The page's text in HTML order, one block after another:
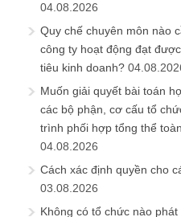
04.08.2026
Quy chế chuyên môn nào
công ty hoạt động đạt
tiêu kinh doanh?
Muốn giải quyết bài toán
các bộ phận, cơ cấu tổ
trình phối hợp tổng thể
04.08.2026
Cách xác định quyền cho
03.08.2026
Không có tổ chức nào phát